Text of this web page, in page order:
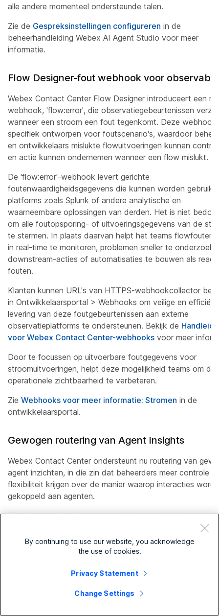
alle andere momenteel ondersteunde talen.
Zie de Gespreksinstellingen configureren in de
beheerhandleiding Webex AI Agent Studio voor meer
informatie.
Flow Designer-fout webhook voor
Webex Contact Center Flow Designer introduceert een
webhook, 'flow:error', die observatiegebeurtenissen
wanneer een stroom een fout tegenkomt. Deze webhook
specifiek ontworpen voor foutscenario's, waardoor
en ontwikkelaars mislukte flowuitvoeringen kunnen
en actie kunnen ondernemen wanneer een flow mislukt.
De 'flow:error'-webhook levert gerichte
foutenwaardigheidsgegevens die kunnen worden gebruikt
platforms zoals Splunk of andere analytische en
waarneembare oplossingen van derden. Het is niet
om alle foutopsporing- of uitvoeringsgegevens van de
te stermen. In plaats daarvan helpt het teams flowfouten
in real-time te monitoren, problemen sneller te
downstream-acties of automatisaties te bouwen als
fouten.
Klanten kunnen URL's van HTTPS-webhookcollector
in Ontwikkelaarsportal > Webhooks om veilige en
levering van deze foutgebeurtenissen aan externe
observatieplatforms te ondersteunen. Bekijk de
voor Webex Contact Center-webhooks voor meer
Door te focussen op uitvoerbare foutgegevens voor
stroomuitvoeringen, helpt deze mogelijkheid teams om de
operationele zichtbaarheid te verbeteren.
Zie Webhooks voor meer informatie: Stromen in de
ontwikkelaarsportal.
Gewogen routering van Agent Insights
Webex Contact Center ondersteunt nu routering van
agent inzichten, in die zin dat beheerders meer controle
flexibiliteit krijgen over de manier waarop interacties
gekoppeld aan agenten.
Met deze update kunt u dynamische vaardigheden
vaardigheidsprofielen, om agentattributen te definiëren en
gewogen vereisten toe te passen op het niveau van de
routeringsbeslissingen worden genomen om naast andere
te overwegen, zodat contacten met de meest geschikte
By continuing to use our website, you acknowledge
the use of cookies.
Privacy Statement
Change Settings